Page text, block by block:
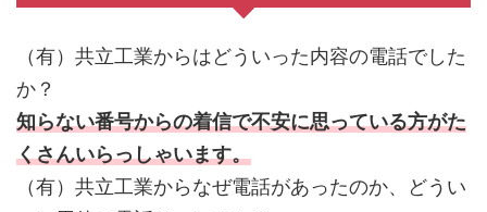
（有）共立工業からはどういった内容の電話でした
か？
知らない番号からの着信で不安に思っている方がた
くさんいらっしゃいます。
（有）共立工業からなぜ電話があったのか、どうい